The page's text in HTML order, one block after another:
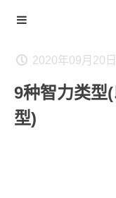
2020年09月20日
9种智力类型
型)